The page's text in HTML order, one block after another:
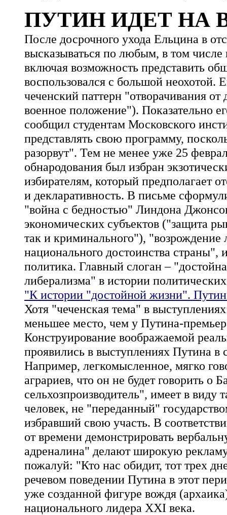
ПУТИН ИДЕТ НА
После досрочного ухода Ельцина в
высказываться по любым, в том
включая возможность представить
воспользовался с большой неохотой.
чеченский паттерн "отворачивания
военное положение"). Показательно
сообщил студентам Московского
представлять свою программу,
разорвут". Тем не менее уже 25
обнародования был избран
избирателям, который предполагает
и декларативность. В письме
"война с бедностью" Линдона
экономических субъектов ("защита
так и криминального"), "возрождение
национального достоинства
политика. Главный слоган –
либерализма" в истории
"К истории "достойной жизни". Путин
Хотя "чеченская тема" в
меньшее место, чем у Путина-
Конструирование воображаемой
проявились в выступлениях Путина
Например, легкомысленное, мягко
аграриев, что он не будет говорить о
сельхозпроизводитель", имеет в
человек, не "переданный"
избравший свою участь. В
от времени демонстрировать
адреналина" делают широкую
пожалуй: "Кто нас обидит, тот трех
речевом поведении Путина в этот
уже созданной фигуре вождя
национального лидера XXI века.